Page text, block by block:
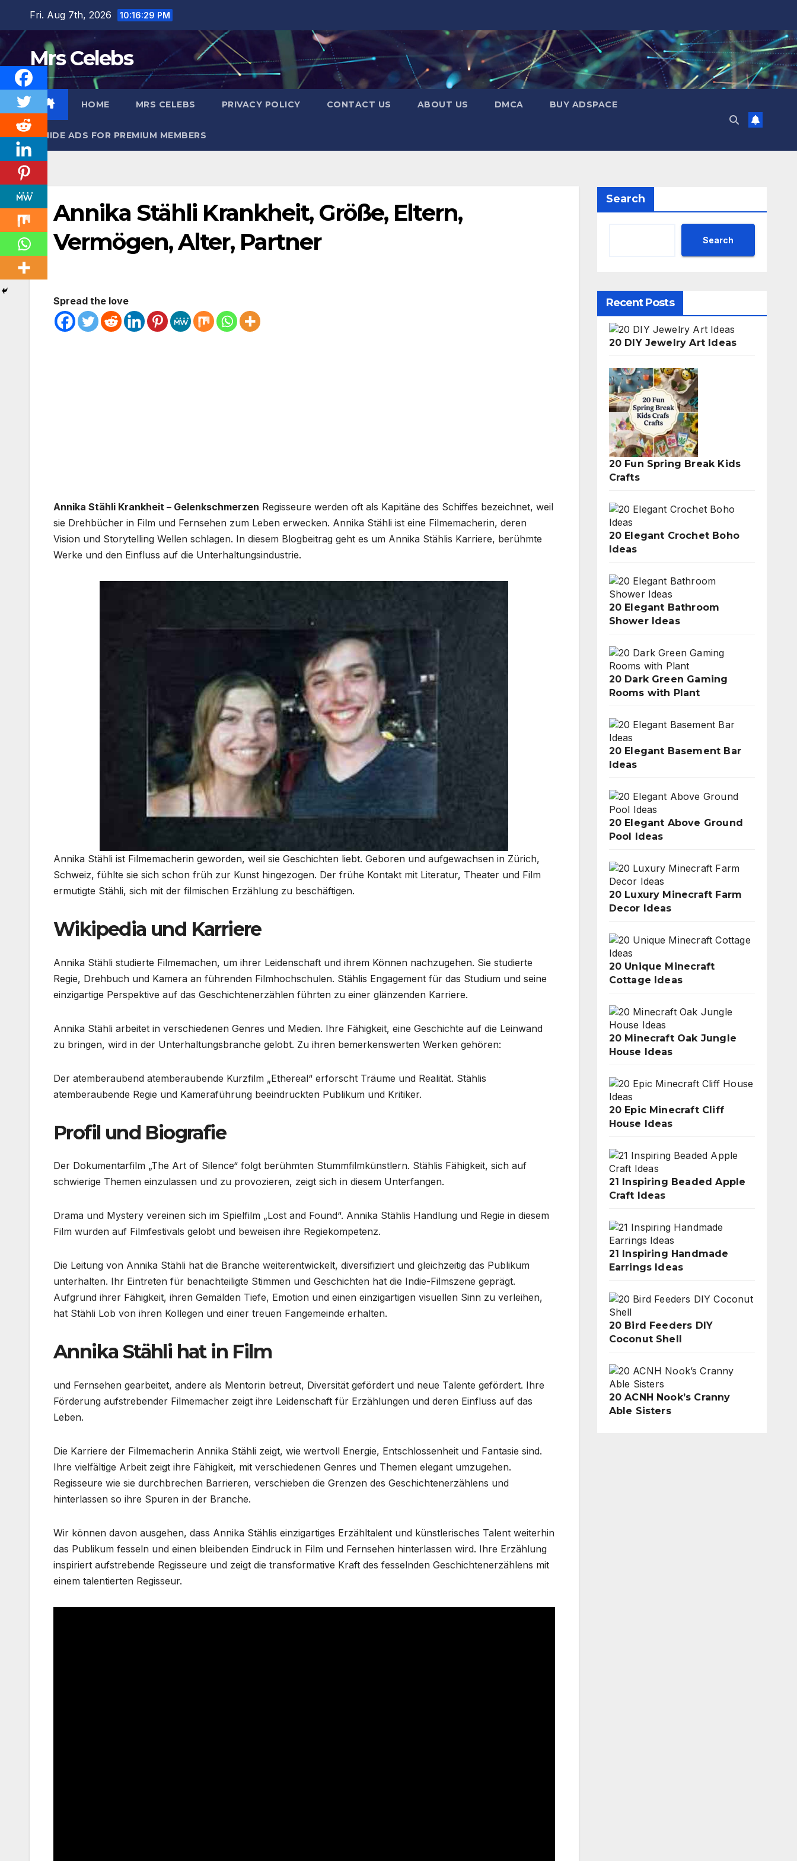
content
Fri. Aug 7th, 2026 10:16:30 PM
Mrs Celebs
HOME MRS CELEBS PRIVACY POLICY CONTACT US ABOUT US DMCA BUY ADSPACE
HIDE ADS FOR PREMIUM MEMBERS
Annika Stähli Krankheit, Größe, Eltern,
Vermögen, Alter, Partner
Spread the love
Annika Stähli Krankheit – Gelenkschmerzen Regisseure werden oft als Kapitäne des Schiffes bezeichnet, weil
sie Drehbücher in Film und Fernsehen zum Leben erwecken. Annika Stähli ist eine Filmemacherin, deren
Vision und Storytelling Wellen schlagen. In diesem Blogbeitrag geht es um Annika Stählis Karriere, berühmte
Werke und den Einfluss auf die Unterhaltungsindustrie.
Annika Stähli ist Filmemacherin geworden, weil sie Geschichten liebt. Geboren und aufgewachsen in Zürich,
Schweiz, fühlte sie sich schon früh zur Kunst hingezogen. Der frühe Kontakt mit Literatur, Theater und Film
ermutigte Stähli, sich mit der filmischen Erzählung zu beschäftigen.
Wikipedia und Karriere
Annika Stähli studierte Filmemachen, um ihrer Leidenschaft und ihrem Können nachzugehen. Sie studierte
Regie, Drehbuch und Kamera an führenden Filmhochschulen. Stählis Engagement für das Studium und seine
einzigartige Perspektive auf das Geschichtenerzählen führten zu einer glänzenden Karriere.
Annika Stähli arbeitet in verschiedenen Genres und Medien. Ihre Fähigkeit, eine Geschichte auf die Leinwand
zu bringen, wird in der Unterhaltungsbranche gelobt. Zu ihren bemerkenswerten Werken gehören:
Der atemberaubend atemberaubende Kurzfilm „Ethereal“ erforscht Träume und Realität. Stählis
atemberaubende Regie und Kameraführung beeindruckten Publikum und Kritiker.
Profil und Biografie
Der Dokumentarfilm „The Art of Silence“ folgt berühmten Stummfilmkünstlern. Stählis Fähigkeit, sich auf
schwierige Themen einzulassen und zu provozieren, zeigt sich in diesem Unterfangen.
Drama und Mystery vereinen sich im Spielfilm „Lost and Found“. Annika Stählis Handlung und Regie in diesem
Film wurden auf Filmfestivals gelobt und beweisen ihre Regiekompetenz.
Die Leitung von Annika Stähli hat die Branche weiterentwickelt, diversifiziert und gleichzeitig das Publikum
unterhalten. Ihr Eintreten für benachteiligte Stimmen und Geschichten hat die Indie-Filmszene geprägt.
Aufgrund ihrer Fähigkeit, ihren Gemälden Tiefe, Emotion und einen einzigartigen visuellen Sinn zu verleihen,
hat Stähli Lob von ihren Kollegen und einer treuen Fangemeinde erhalten.
Annika Stähli hat in Film
und Fernsehen gearbeitet, andere als Mentorin betreut, Diversität gefördert und neue Talente gefördert. Ihre
Förderung aufstrebender Filmemacher zeigt ihre Leidenschaft für Erzählungen und deren Einfluss auf das
Leben.
Die Karriere der Filmemacherin Annika Stähli zeigt, wie wertvoll Energie, Entschlossenheit und Fantasie sind.
Ihre vielfältige Arbeit zeigt ihre Fähigkeit, mit verschiedenen Genres und Themen elegant umzugehen.
Regisseure wie sie durchbrechen Barrieren, verschieben die Grenzen des Geschichtenerzählens und
hinterlassen so ihre Spuren in der Branche.
Wir können davon ausgehen, dass Annika Stählis einzigartiges Erzähltalent und künstlerisches Talent weiterhin
das Publikum fesseln und einen bleibenden Eindruck in Film und Fernsehen hinterlassen wird. Ihre Erzählung
inspiriert aufstrebende Regisseure und zeigt die transformative Kraft des fesselnden Geschichtenerzählens mit
einem talentierten Regisseur.
Search
Search
Recent Posts
20 DIY Jewelry Art Ideas
20 Fun Spring Break Kids
Crafts
20 Elegant Crochet Boho
Ideas
20 Elegant Bathroom
Shower Ideas
20 Dark Green Gaming
Rooms with Plant
20 Elegant Basement Bar
Ideas
20 Elegant Above Ground
Pool Ideas
20 Luxury Minecraft Farm
Decor Ideas
20 Unique Minecraft
Cottage Ideas
20 Minecraft Oak Jungle
House Ideas
20 Epic Minecraft Cliff
House Ideas
21 Inspiring Beaded Apple
Craft Ideas
21 Inspiring Handmade
Earrings Ideas
20 Bird Feeders DIY
Coconut Shell
20 ACNH Nook’s Cranny
Able Sisters